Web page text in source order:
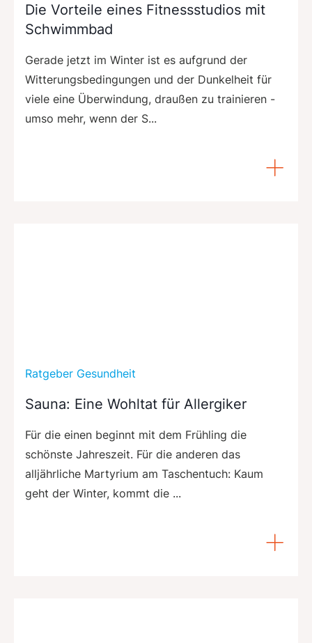
Die Vorteile eines Fitnessstudios mit
Schwimmbad
Gerade jetzt im Winter ist es aufgrund der
Witterungsbedingungen und der Dunkelheit für
viele eine Überwindung, draußen zu trainieren -
umso mehr, wenn der S...
Ratgeber Gesundheit
Sauna: Eine Wohltat für Allergiker
Für die einen beginnt mit dem Frühling die
schönste Jahreszeit. Für die anderen das
alljährliche Martyrium am Taschentuch: Kaum
geht der Winter, kommt die ...